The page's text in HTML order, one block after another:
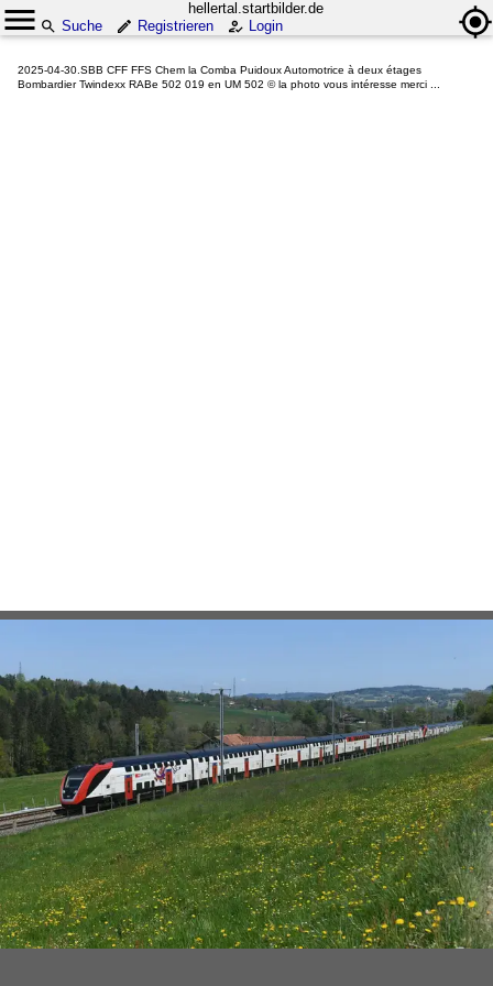
hellertal.startbilder.de
Suche
Registrieren Login
2025-04-30.SBB CFF FFS Chem la Comba Puidoux Automotrice à deux étages
Bombardier Twindexx RABe 502 019 en UM 502 © la photo vous intéresse merci ...